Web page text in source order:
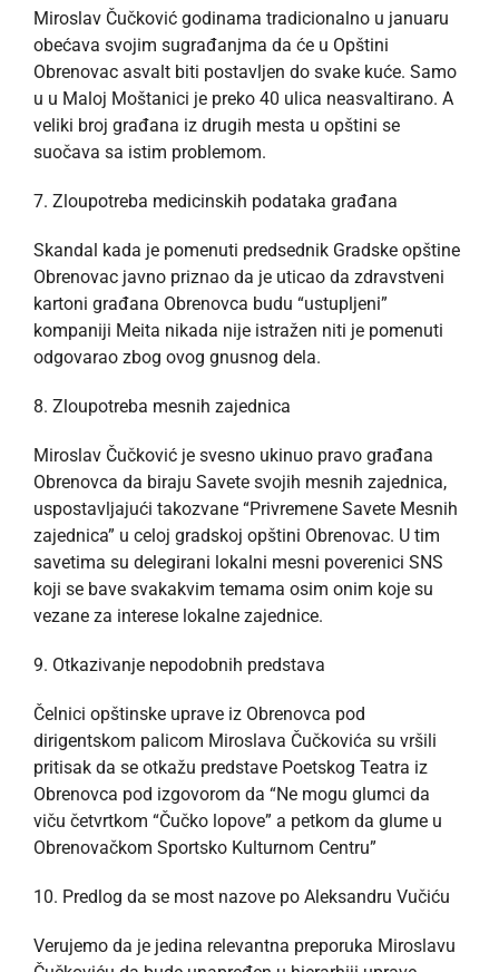
Miroslav Čučković godinama tradicionalno u januaru
obećava svojim sugrađanjma da će u Opštini
Obrenovac asvalt biti postavljen do svake kuće. Samo
u u Maloj Moštanici je preko 40 ulica neasvaltirano. A
veliki broj građana iz drugih mesta u opštini se
suočava sa istim problemom.
7. Zloupotreba medicinskih podataka građana
Skandal kada je pomenuti predsednik Gradske opštine
Obrenovac javno priznao da je uticao da zdravstveni
kartoni građana Obrenovca budu “ustupljeni”
kompaniji Meita nikada nije istražen niti je pomenuti
odgovarao zbog ovog gnusnog dela.
8. Zloupotreba mesnih zajednica
Miroslav Čučković je svesno ukinuo pravo građana
Obrenovca da biraju Savete svojih mesnih zajednica,
uspostavljajući takozvane “Privremene Savete Mesnih
zajednica” u celoj gradskoj opštini Obrenovac. U tim
savetima su delegirani lokalni mesni poverenici SNS
koji se bave svakakvim temama osim onim koje su
vezane za interese lokalne zajednice.
9. Otkazivanje nepodobnih predstava
Čelnici opštinske uprave iz Obrenovca pod
dirigentskom palicom Miroslava Čučkovića su vršili
pritisak da se otkažu predstave Poetskog Teatra iz
Obrenovca pod izgovorom da “Ne mogu glumci da
viču četvrtkom “Čučko lopove” a petkom da glume u
Obrenovačkom Sportsko Kulturnom Centru”
10. Predlog da se most nazove po Aleksandru Vučiću
Verujemo da je jedina relevantna preporuka Miroslavu